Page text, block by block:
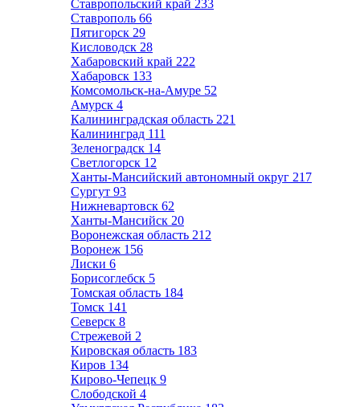
Ставропольский край 233
Ставрополь 66
Пятигорск 29
Кисловодск 28
Хабаровский край 222
Хабаровск 133
Комсомольск-на-Амуре 52
Амурск 4
Калининградская область 221
Калининград 111
Зеленоградск 14
Светлогорск 12
Ханты-Мансийский автономный округ 217
Сургут 93
Нижневартовск 62
Ханты-Мансийск 20
Воронежская область 212
Воронеж 156
Лиски 6
Борисоглебск 5
Томская область 184
Томск 141
Северск 8
Стрежевой 2
Кировская область 183
Киров 134
Кирово-Чепецк 9
Слободской 4